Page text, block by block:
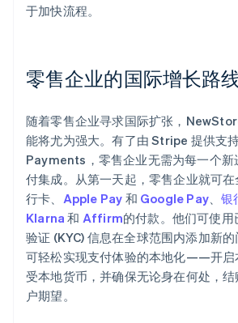
于加快流程。
零售企业的国际增长路
随着零售企业寻求国际扩张，
能将尤为强大。有了由 Stripe 提供支
Payments，零售企业无需为每一个新
付集成。从第一天起，零售企业就可
行卡、 Apple Pay 和 Google Pay 、银
Klarna 和 Affirm的付款。他们可使
验证 (KYC) 信息在全球范围内添加新
可轻松实现支付体验的本地化——开启
受本地货币，并确保无论身在何处，
户期望。